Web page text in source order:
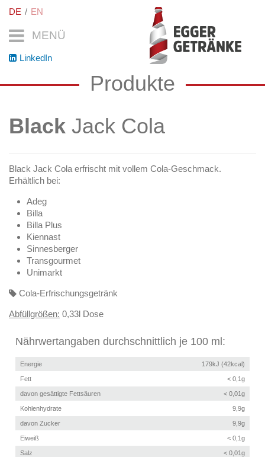
MENÜ
DE EN
LinkedIn
Produkte
Black Jack Cola
Black Jack Cola erfrischt mit vollem Cola-Geschmack.
Erhältlich bei:
Adeg
Billa
Billa Plus
Kiennast
Sinnesberger
Transgourmet
Unimarkt
Cola-Erfrischungsgetränk
Abfüllgrößen: 0,33l Dose
Nährwertangaben durchschnittlich je 100 ml:
Energie 179kJ (42kcal)
Fett < 0,1g
davon gesättigte Fettsäuren < 0,01g
Kohlenhydrate 9,9g
davon Zucker 9,9g
Eiweiß < 0,1g
Salz < 0,01g